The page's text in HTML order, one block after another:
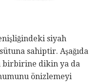
siyah
sahiptir. Aşağıda
birbirine dikin ya da
önizlemeyi